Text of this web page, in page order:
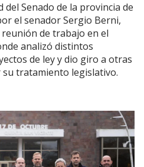
del Senado de la provincia de
el senador Sergio Berni,
de trabajo en el
analizó distintos
de ley y dio giro a otras
tratamiento legislativo.